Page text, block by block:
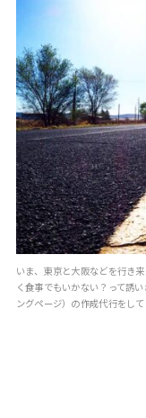
いま、東京と大阪などを行き
く食事でもいかない？って誘
ングページ）の作成代行をし